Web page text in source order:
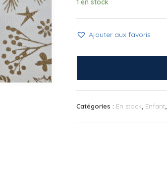
1 en stock
Ajouter aux favoris
Coffret
santons
Catégories : En stock, Enfant,